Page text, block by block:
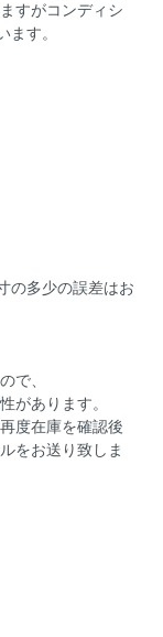
すがコンディシ
ます。
の多少の誤差はお
で、
があります。
度在庫を確認後
をお送り致しま